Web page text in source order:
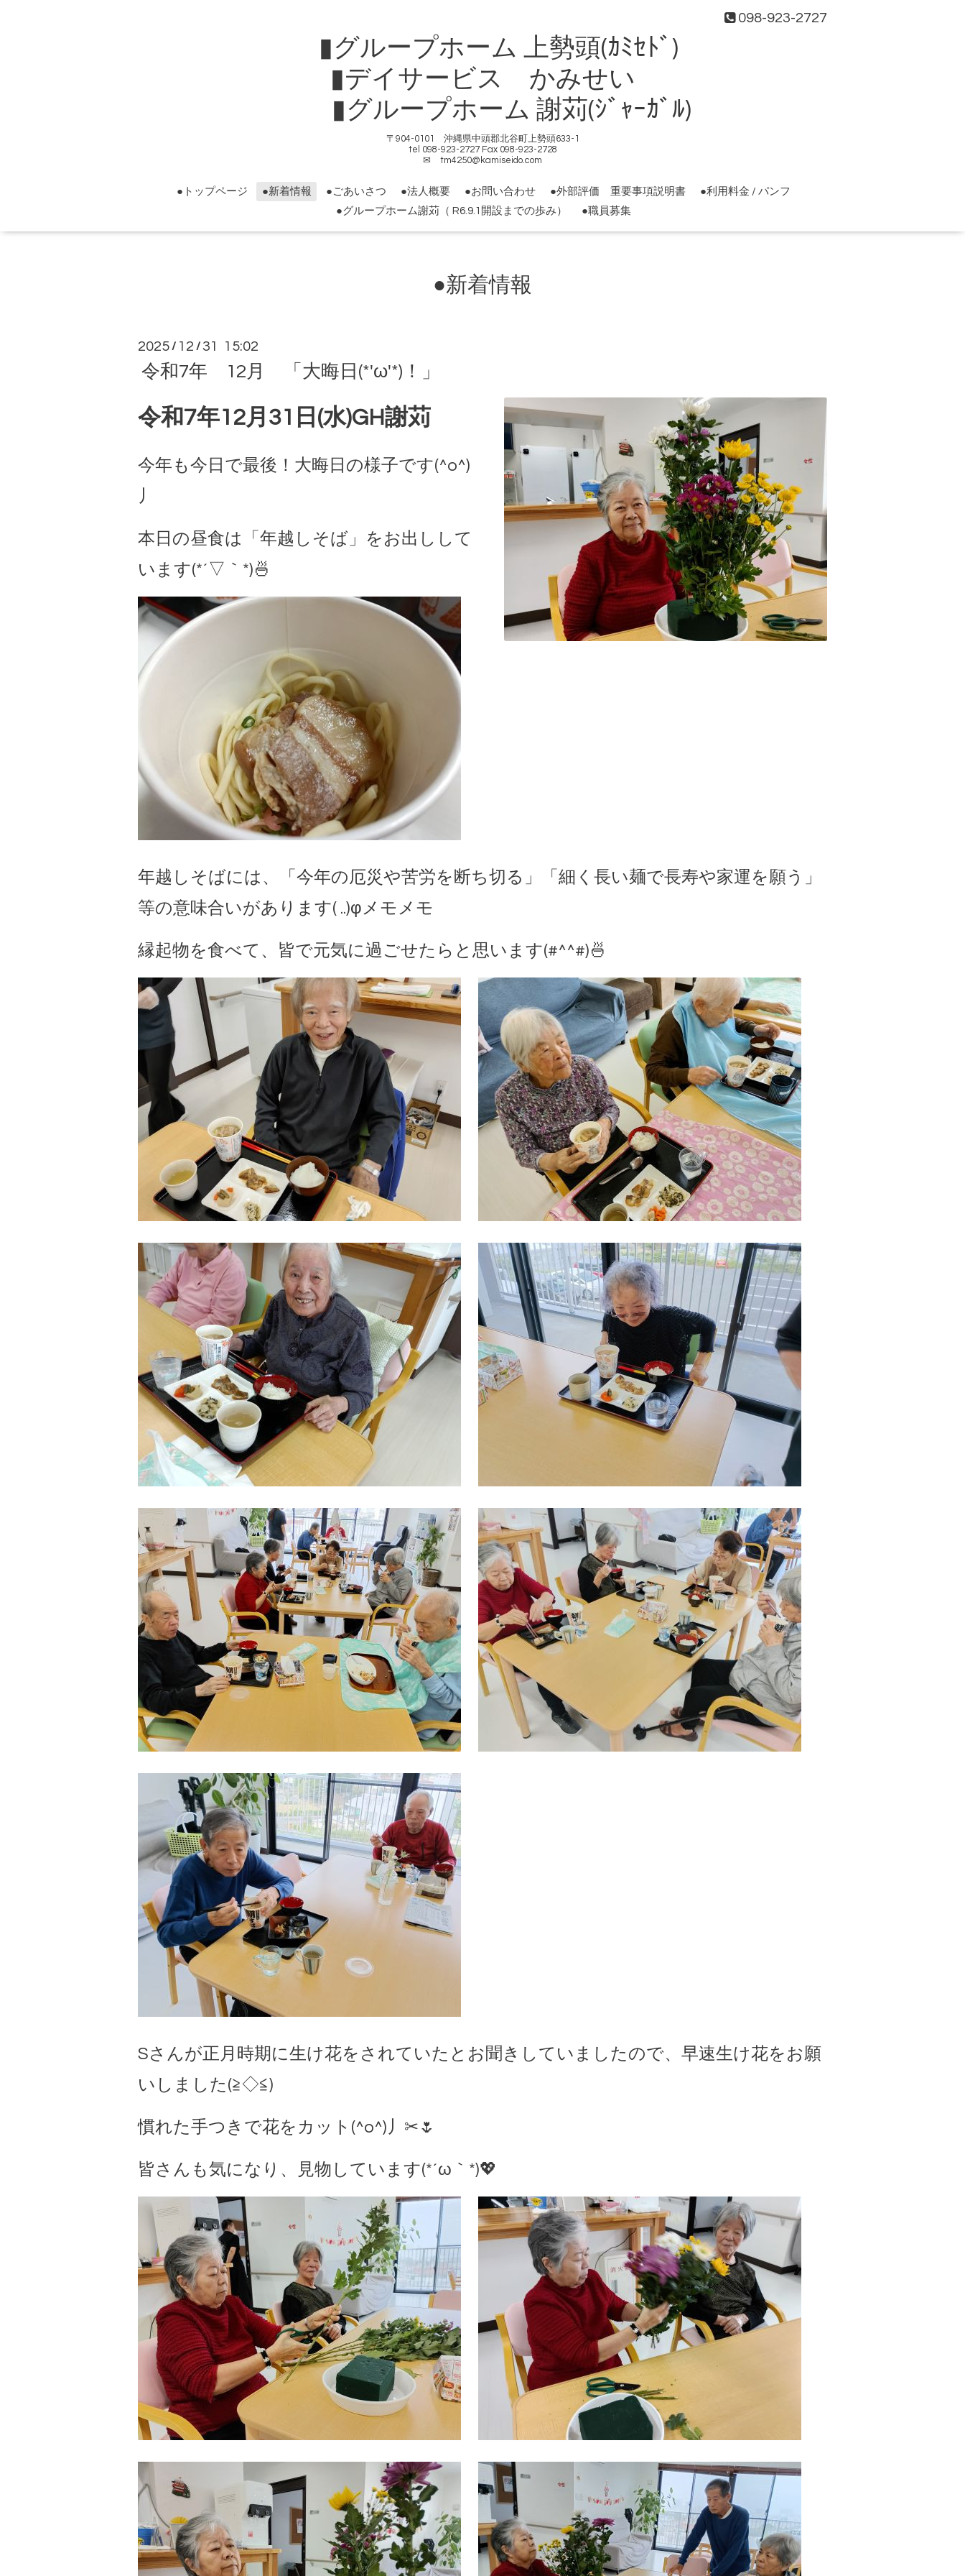
098-923-2727
▮グループホーム 上勢頭(ｶﾐｾﾄﾞ)
▮デイサービス かみせい
▮グループホーム 謝苅(ｼﾞｬｰｶﾞﾙ)
〒904-0101 沖縄県中頭郡北谷町上勢頭633-1
tel 098-923-2727 Fax 098-923-2728
✉ tm4250@kamiseido.com
●トップページ ●新着情報 ●ごあいさつ ●法人概要 ●お問い合わせ ●外部評価 重要事項説明書
●利用料金 / パンフ
●グループホーム謝苅（ R6.9.1開設までの歩み）
●職員募集
●新着情報
2025 / 12 /31 15:02
令和7年 12月 「大晦日(*'ω'*)！」
令和7年12月31日(水)GH謝苅
今年も今日で最後！大晦日の様子です(^o^)
丿
本日の昼食は「年越しそば」をお出しして
います(*´▽｀*)🍜
年越しそばには、「今年の厄災や苦労を断ち切る」「細く長い麺で長寿や家運を願う」
等の意味合いがあります( ..)φメモメモ
縁起物を食べて、皆で元気に過ごせたらと思います(#^^#)🍜
Sさんが正月時期に生け花をされていたとお聞きしていましたので、早速生け花をお願
いしました(≧◇≦)
慣れた手つきで花をカット(^o^)丿✂🌷
皆さんも気になり、見物しています(*´ω｀*)💖